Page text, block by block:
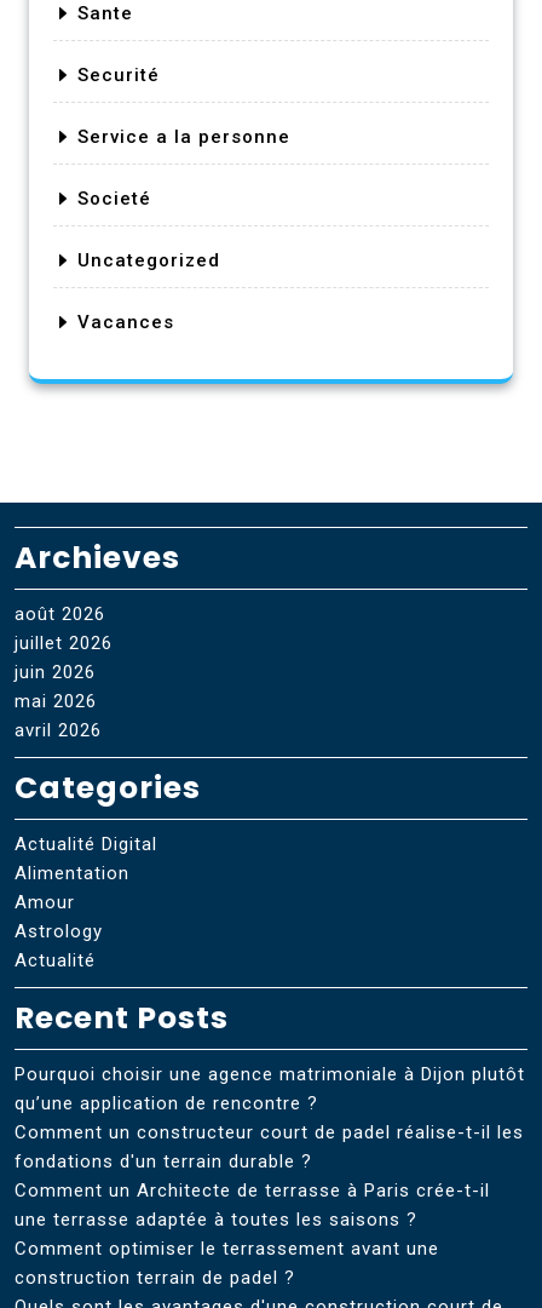
Sante
Securité
Service a la personne
Societé
Uncategorized
Vacances
Archieves
août 2026
juillet 2026
juin 2026
mai 2026
avril 2026
Categories
Actualité Digital
Alimentation
Amour
Astrology
Actualité
Recent Posts
Pourquoi choisir une agence matrimoniale à Dijon plutôt
qu’une application de rencontre ?
Comment un constructeur court de padel réalise-t-il les
fondations d'un terrain durable ?
Comment un Architecte de terrasse à Paris crée-t-il
une terrasse adaptée à toutes les saisons ?
Comment optimiser le terrassement avant une
construction terrain de padel ?